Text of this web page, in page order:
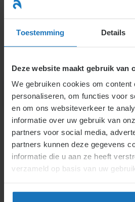
Toestemming Details
Deze website maakt gebruik van
We gebruiken cookies om content
personaliseren, om functies voor
en om ons websiteverkeer te
informatie over uw gebruik van
partners voor social media,
partners kunnen deze gegevens
informatie die u aan ze heeft
verzameld op basis van uw
naar
inhoud
4.1.5.2.
om loon te
Bij uitblijvend van betaling van